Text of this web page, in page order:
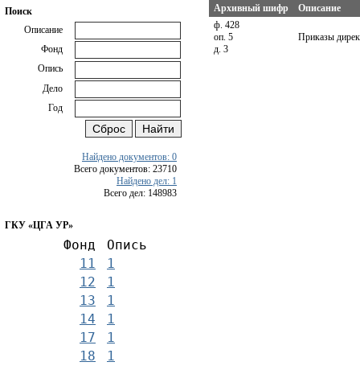
Поиск
Описание
Фонд
Опись
Дело
Год
Найдено документов: 0
Всего документов: 23710
Найдено дел: 1
Всего дел: 148983
ГКУ «ЦГА УР»
Фонд
Опись
11
1
12
1
13
1
14
1
17
1
18
1
Архивный шифр
Описание
ф. 428
оп. 5
д. 3
Приказы